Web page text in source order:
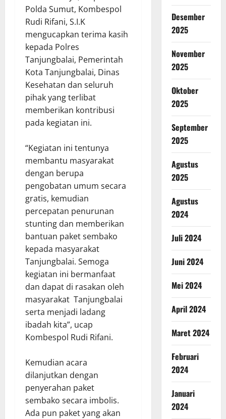
Polda Sumut, Kombespol
Rudi Rifani, S.I.K
mengucapkan terima kasih
kepada Polres
Tanjungbalai, Pemerintah
Kota Tanjungbalai, Dinas
Kesehatan dan seluruh
pihak yang terlibat
memberikan kontribusi
pada kegiatan ini.
“Kegiatan ini tentunya
membantu masyarakat
dengan berupa
pengobatan umum secara
gratis, kemudian
percepatan penurunan
stunting dan memberikan
bantuan paket sembako
kepada masyarakat
Tanjungbalai. Semoga
kegiatan ini bermanfaat
dan dapat di rasakan oleh
masyarakat Tanjungbalai
serta menjadi ladang
ibadah kita”, ucap
Kombespol Rudi Rifani.
Kemudian acara
dilanjutkan dengan
penyerahan paket
sembako secara imbolis.
Ada pun paket yang akan
Desember
2025
November
2025
Oktober
2025
September
2025
Agustus
2025
Agustus
2024
Juli 2024
Juni 2024
Mei 2024
April 2024
Maret 2024
Februari
2024
Januari
2024